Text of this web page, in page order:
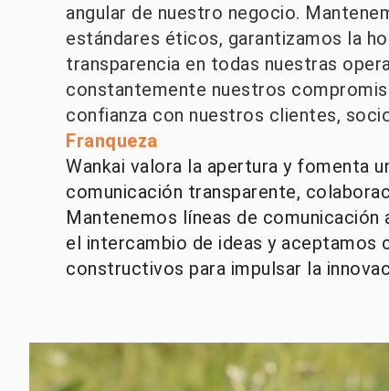
angular de nuestro negocio.
estándares éticos, garantizamos la
transparencia en todas nuestras
constantemente nuestros
confianza con nuestros clientes,
Franqueza
Wankai valora la apertura y fomenta
comunicación transparente,
Mantenemos líneas de
el intercambio de ideas y aceptamos
constructivos para impulsar la